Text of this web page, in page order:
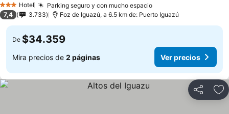
3 Estrellas
Hotel Parking seguro y con mucho espacio
7,4 3.733 Foz de Iguazú, a 6.5 km de: Puerto Iguazú
De $34.359
Mira precios de 2 páginas Ver precios
Compartir